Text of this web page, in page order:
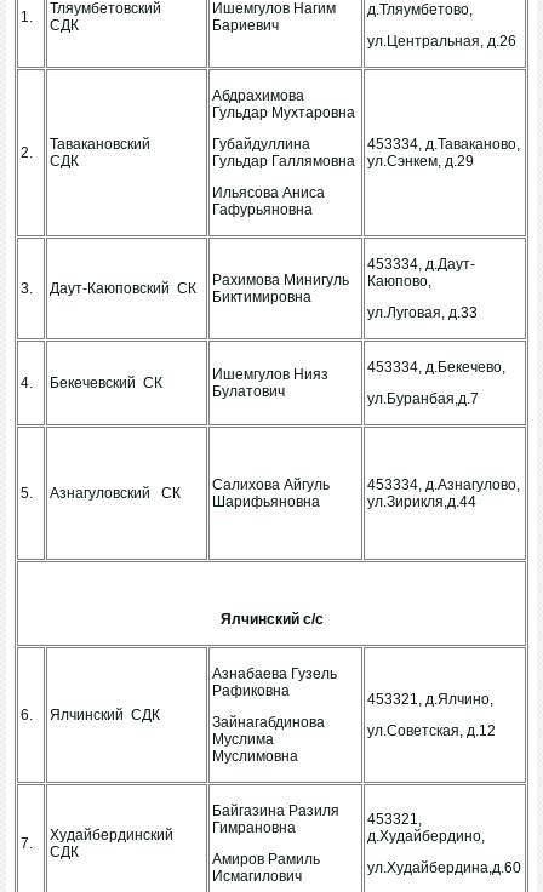
1.
Тляумбетовский
СДК
Ишемгулов Нагим
Бариевич
д.Тляумбетово,
ул.Центральная, д.26
2.
Тавакановский
СДК
Абдрахимова
Гульдар Мухтаровна
Губайдуллина
Гульдар Галлямовна
Ильясова Аниса
Гафурьяновна
453334, д.Таваканово,
ул.Сэнкем, д.29
3. Даут-Каюповский СК
Рахимова Минигуль
Биктимировна
453334, д.Даут-
Каюпово,
ул.Луговая, д.33
4. Бекечевский СК
Ишемгулов Нияз
Булатович
453334, д.Бекечево,
ул.Буранбая,д.7
5. Азнагуловский СК
Салихова Айгуль
Шарифьяновна
453334, д.Азнагулово,
ул.Зирикля,д.44
Ялчинский с/с
6. Ялчинский СДК
Азнабаева Гузель
Рафиковна
Зайнагабдинова
Муслима
Муслимовна
453321, д.Ялчино,
ул.Советская, д.12
7.
Худайбердинский
СДК
Байгазина Разиля
Гимрановна
Амиров Рамиль
Исмагилович
453321,
д.Худайбердино,
ул.Худайбердина,д.60